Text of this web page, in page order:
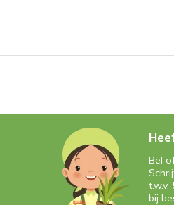
Bel
t.w.v.
bij